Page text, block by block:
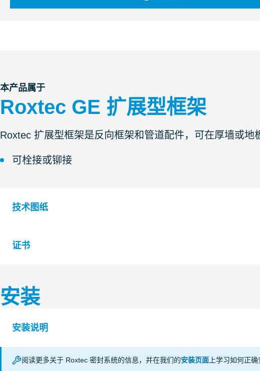
本产品属于
Roxtec GE 扩展型框架
Roxtec 扩展型框架是反向框架和管道配件，可在厚墙或地
可栓接或铆接
技术图纸
证书
认证机构
Deutsches
Institut für
Bautechnik,
DIBt
安装
安装说明
阅读更多关于 Roxtec 密封系统的信息，并在我们的安装页面 上学习如何正确